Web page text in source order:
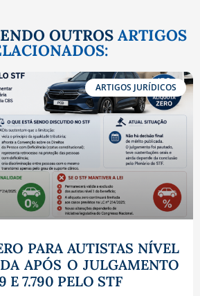
OUTROS ARTIGOS
ARTIGOS JURÍDICOS
PARA AUTISTAS NÍVEL
APÓS O JULGAMENTO
E 7.790 PELO STF